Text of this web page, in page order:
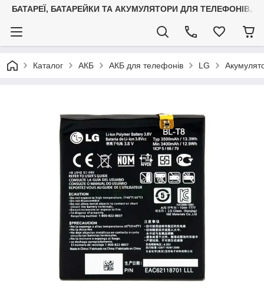
БАТАРЕЇ, БАТАРЕЙКИ ТА АКУМУЛЯТОРИ ДЛЯ ТЕЛЕФОНІВ,
Каталог АКБ АКБ для телефонів LG